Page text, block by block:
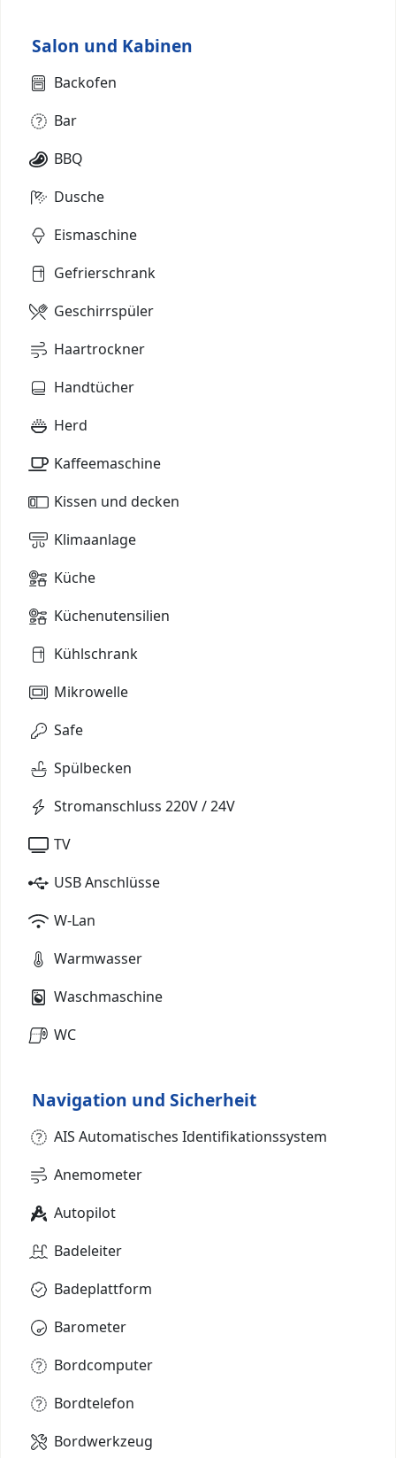
Salon und Kabinen
Backofen
Bar
BBQ
Dusche
Eismaschine
Gefrierschrank
Geschirrspüler
Haartrockner
Handtücher
Herd
Kaffeemaschine
Kissen und decken
Klimaanlage
Küche
Küchenutensilien
Kühlschrank
Mikrowelle
Safe
Spülbecken
Stromanschluss 220V / 24V
TV
USB Anschlüsse
W-Lan
Warmwasser
Waschmaschine
WC
Navigation und Sicherheit
AIS Automatisches Identifikationssystem
Anemometer
Autopilot
Badeleiter
Badeplattform
Barometer
Bordcomputer
Bordtelefon
Bordwerkzeug